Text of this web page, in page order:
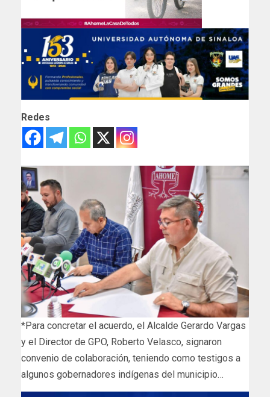
Redes
*Para concretar el acuerdo, el Alcalde Gerardo Vargas
y el Director de GPO, Roberto Velasco, signaron
convenio de colaboración, teniendo como testigos a
algunos gobernadores indígenas del municipio…